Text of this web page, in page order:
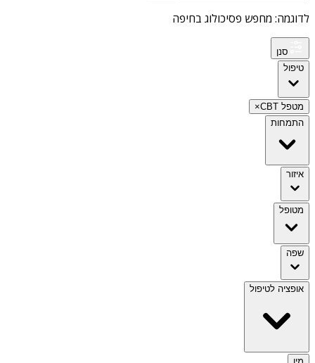
לדוגמה: מחפש פסיכולוג בחיפה
סנן
טיפול
מטפל CBT
×
התמחות
איזור
מטופל
שפה
אופציה לטיפול